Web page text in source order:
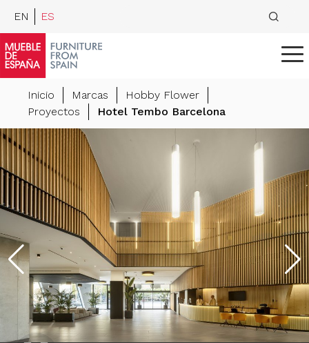
EN ES
Inicio Marcas
Hobby Flower
Proyectos
Hotel Tembo Barcelona